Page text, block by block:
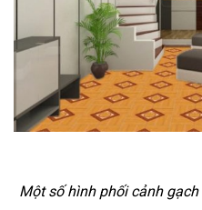
Một số hình phối cảnh gạch